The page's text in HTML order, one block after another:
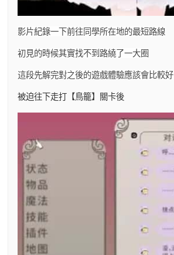
影片紀錄一下前往同學所在地的最短路線
初見的時候其實找不到路繞了一大圈
這段先解完對之後的遊戲體驗應該會比較好
被迫往下走打【鳥籠】關卡後